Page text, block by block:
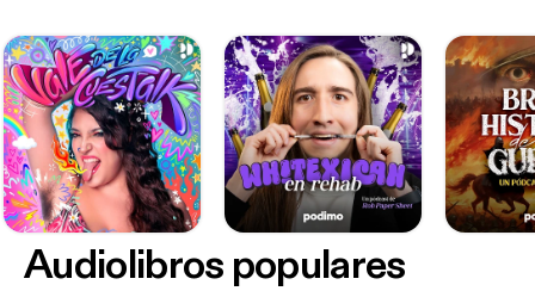
Audiolibros populares